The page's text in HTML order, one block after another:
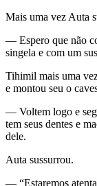
Mais uma vez Auta
— Espero que não
singela e com um
Tihimil mais uma
e montou seu o
— Voltem logo e
tem seus dentes e
dele.
Auta sussurrou.
— “Estaremos